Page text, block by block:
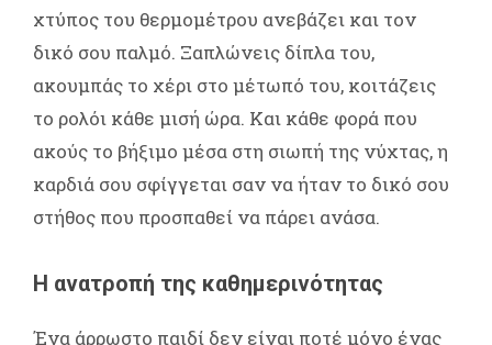
χτύπος του θερμομέτρου ανεβάζει και τον
δικό σου παλμό. Ξαπλώνεις δίπλα του,
ακουμπάς το χέρι στο μέτωπό του, κοιτάζεις
το ρολόι κάθε μισή ώρα. Και κάθε φορά που
ακούς το βήξιμο μέσα στη σιωπή της νύχτας, η
καρδιά σου σφίγγεται σαν να ήταν το δικό σου
στήθος που προσπαθεί να πάρει ανάσα.
Η ανατροπή της καθημερινότητας
Ένα άρρωστο παιδί δεν είναι ποτέ μόνο ένας